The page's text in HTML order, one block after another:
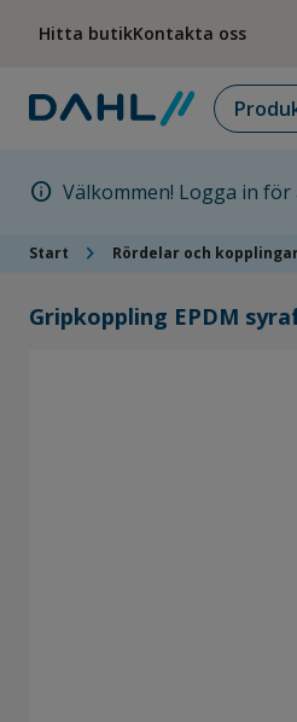
Hitta butikKontakta oss
info Välkommen! Logga in
Start chevron_right Rördelar och
Gripkoppling EPDM